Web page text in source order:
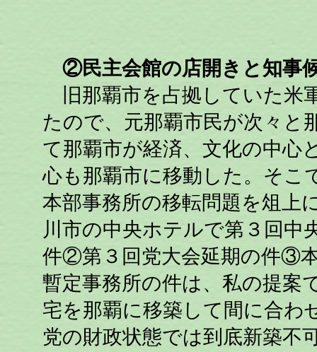
②民主会館の店開きと知事
旧那覇市を占拠していた米
たので、元那覇市民が次々と
て那覇市が経済、文化の中心
心も那覇市に移動した。そこ
本部事務所の移転問題を俎上
川市の中央ホテルで第３回
件②第３回党大会延期の件③
暫定事務所の件は、私の提案
宅を那覇に移築して間に合わ
党の財政状態では到底新築不